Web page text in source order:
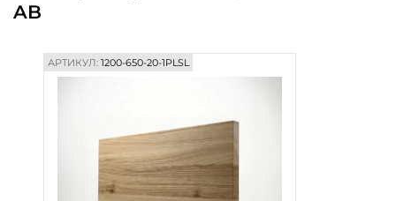
Контакты
AB
АРТИКУЛ:1200-650-20-1PLSL